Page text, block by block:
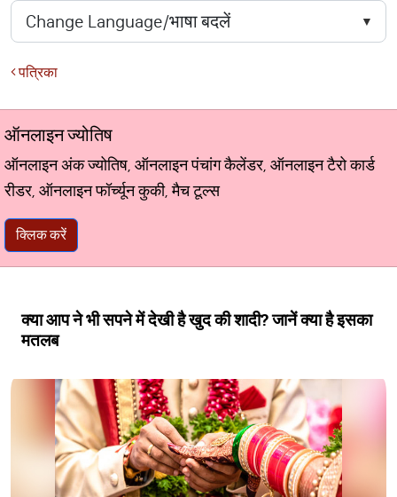
पत्रिका
ऑनलाइन ज्योतिष
ऑनलाइन अंक ज्योतिष, ऑनलाइन पंचांग कैलेंडर, ऑनलाइन टैरो कार्ड
रीडर, ऑनलाइन फॉर्च्यून कुकी, मैच टूल्स
क्लिक करें
क्या आप ने भी सपने में देखी है खुद की शादी? जानें क्या है इसका
मतलब